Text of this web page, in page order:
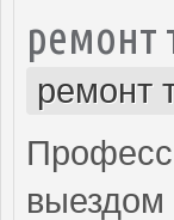
ремонт
ремонт